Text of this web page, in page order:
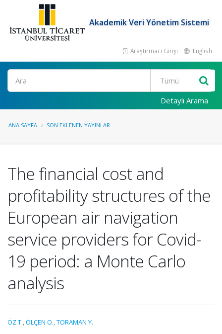
Akademik Veri Yönetim Sistemi
Araştırmacı Girişi English
Ara
Detaylı Arama
ANA SAYFA SON EKLENEN YAYINLAR
The financial cost and
profitability structures of the
European air navigation
service providers for Covid-
19 period: a Monte Carlo
analysis
ÖZ T.,ÖLÇEN O.,TORAMAN Y.